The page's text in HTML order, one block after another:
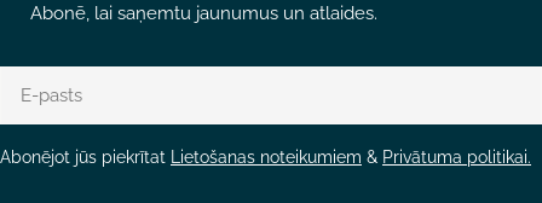
Abonē, lai saņemtu jaunumus un atlaides.
pasts
Abonējot jūs piekrītat Lietošanas noteikumiem & Privātuma politikai.